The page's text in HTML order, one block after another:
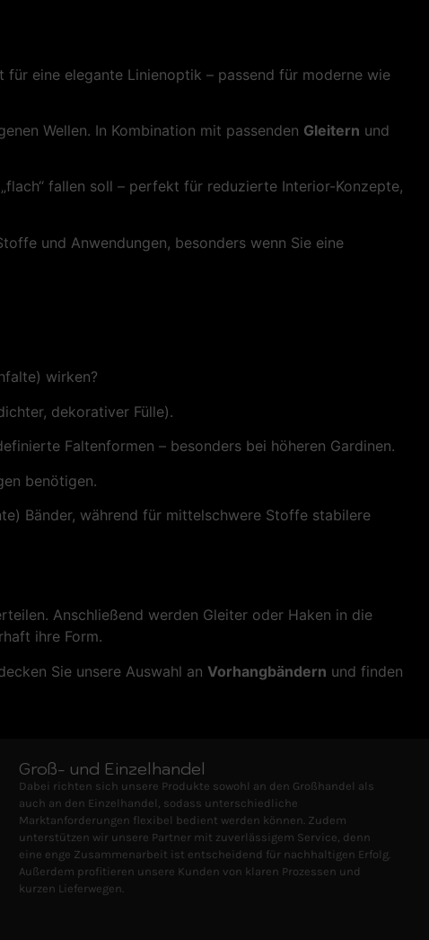
eine elegante Linienoptik – passend für moderne wie
Wellen. In Kombination mit passenden Gleitern und
fallen soll – perfekt für reduzierte Interior-Konzepte,
und Anwendungen, besonders wenn Sie eine
wirken?
dekorativer Fülle).
Faltenformen – besonders bei höheren Gardinen.
benötigen.
Bänder, während für mittelschwere Stoffe stabilere
Anschließend werden Gleiter oder Haken in die
ihre Form.
Sie unsere Auswahl an Vorhangbändern und finden
Groß- und Einzelhandel
Dabei richten sich unsere Produkte sowohl an den Großhandel als
auch an den Einzelhandel, sodass unterschiedliche
Marktanforderungen flexibel bedient werden können. Zudem
unterstützen wir unsere Partner mit zuverlässigem Service, denn
eine enge Zusammenarbeit ist entscheidend für nachhaltigen Erfolg.
Außerdem profitieren unsere Kunden von klaren Prozessen und
kurzen Lieferwegen.